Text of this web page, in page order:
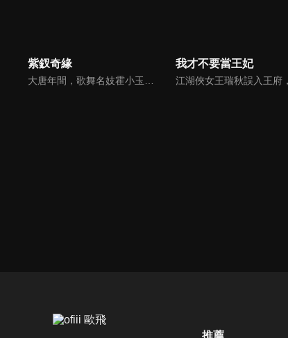
紫釵奇緣
大唐年間，歌舞名妓霍小玉、風流俠客納蘭東、書香才子李益和巾幗紅顏盧靖瀾為首的風騷人物，彼此錯綜複雜的命運與感情糾葛。一場指腹為婚的誤會，造成浪漫卻無果的錯點鴛鴦，他們在階級差異與強權壓迫中勇於追求真愛，在宮廷權謀與世俗現實的拉扯中身不由己地被推向命運的叉路...
我才不要當王妃
推薦